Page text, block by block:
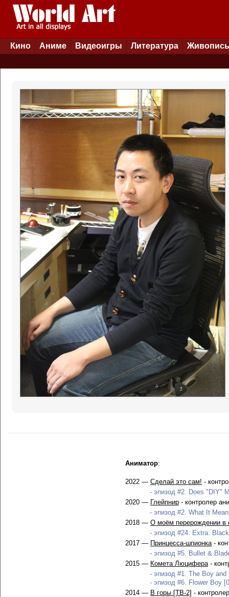
Кино Аниме Видеоигры Литература Живопись
Аниматор:
2022 — Сделай это сам! -
- эпизод #2. Does "DIY"
2020 — Глейпнир - контролер
- эпизод #2. What It
2018 — О моём перерождении в
- эпизод #24. Extra:
2017 — Принцесса-шпионка-
- эпизод #5. Bullet &
2015 — Комета Люцифера-
- эпизод #1. The Boy
- эпизод #6. Flower Boy
2014 — В горы [ТВ-2] -